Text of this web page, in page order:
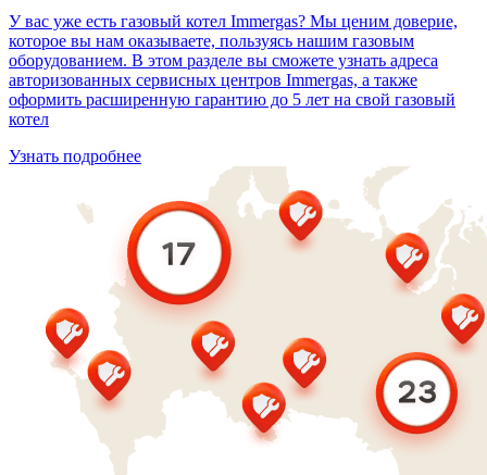
У вас уже есть газовый котел Immergas? Мы ценим доверие,
которое вы нам оказываете, пользуясь нашим газовым
оборудованием. В этом разделе вы сможете узнать адреса
авторизованных сервисных центров Immergas, а также
оформить расширенную гарантию до 5 лет на свой газовый
котел
Узнать подробнее